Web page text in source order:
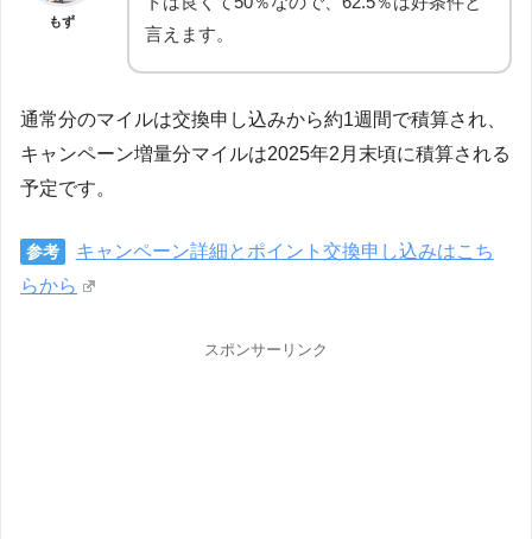
もず
言えます。
通常分のマイルは交換申し込みから約1週間で積算され、
キャンペーン増量分マイルは2025年2月末頃に積算される
予定です。
参考
キャンペーン詳細とポイント交換申し込みはこち
らから
スポンサーリンク